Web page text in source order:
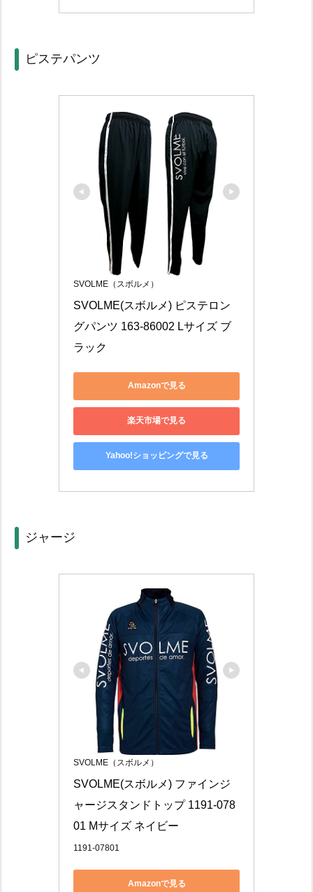
ピステパンツ
SVOLME（スボルメ）
SVOLME(スボルメ) ピステロン
グパンツ 163-86002 Lサイズ ブ
ラック
Amazonで見る
楽天市場で見る
Yahoo!ショッピングで見る
ジャージ
SVOLME（スボルメ）
SVOLME(スボルメ) ファインジ
ャージスタンドトップ 1191-078
01 Mサイズ ネイビー
1191-07801
Amazonで見る